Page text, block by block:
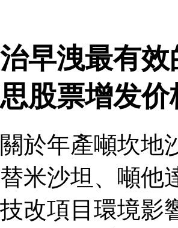
治早洩最有
思股票增发
關於年產噸坎地
替米沙坦、噸他
技改項目環境影